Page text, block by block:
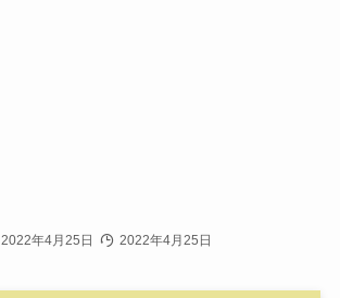
2022年4月25日 2022年4月25日